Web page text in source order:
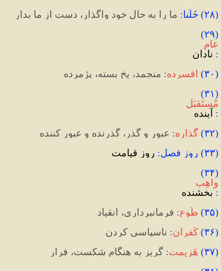
(۲۸) خَلِّنا: ما را به حال خود واگذار، دست از ما بدار
(۲۹)
عام
:‌ نادان
(۳۰) افسرده: منجمد، یخ بسته، پژمرده
(۳۱)
مُستَقبَل
: آینده
(۳۲) گُذاره: عبور و گذر، گذرنده و عبور کننده
(۳۳) روزِ فصل:
روز قیامت
(۳۴)‌
واهِب
: بخشنده
(۳۵) طَوع: فرمانبرداری، انقیاد
(۳۶) کُفران: ناسپاسی کردن
(۳۷) هَزیمت: ‌ گریز به هنگام شکست، فرار